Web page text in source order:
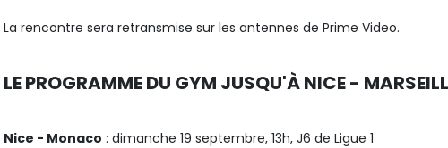
La rencontre sera retransmise sur les antennes de Prime Video.
LE PROGRAMME DU GYM JUSQU'À NICE -
Nice - Monaco : dimanche 19 septembre, 13h, J6 de Ligue 1